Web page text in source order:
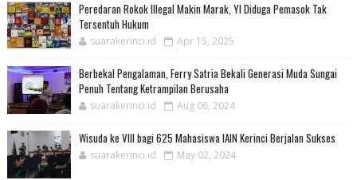
Peredaran Rokok Illegal Makin Marak, YI Diduga Pemasok Tak
Tersentuh Hukum
suarakerinci.id Apr 15, 2025
Berbekal Pengalaman, Ferry Satria Bekali Generasi Muda Sungai
Penuh Tentang Ketrampilan Berusaha
suarakerinci.id Aug 06, 2024
Wisuda ke VIII bagi 625 Mahasiswa IAIN Kerinci Berjalan Sukses
suarakerinci.id May 02, 2024